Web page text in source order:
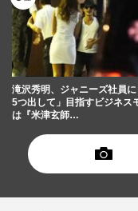
滝沢秀明、ジャニーズ社員
5つ出して」目指すビジネス
は『米津玄師…